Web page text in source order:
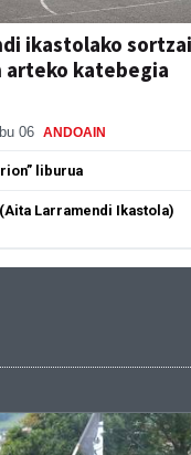
ikastolako
arteko katebegia
06 ANDOAIN
liburua
Larramendi Ikastola)